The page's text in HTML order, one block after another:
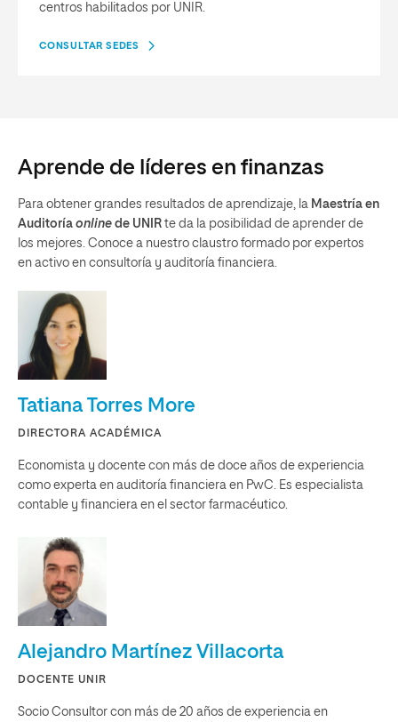
centros habilitados por UNIR.
CONSULTAR SEDES
Aprende de líderes en finanzas
Para obtener grandes resultados de aprendizaje, la Maestría en
Auditoría online de UNIR te da la posibilidad de aprender de
los mejores. Conoce a nuestro claustro formado por expertos
en activo en consultoría y auditoría financiera.
Tatiana Torres More
DIRECTORA ACADÉMICA
Economista y docente con más de doce años de experiencia
como experta en auditoría financiera en PwC. Es especialista
contable y financiera en el sector farmacéutico.
Alejandro Martínez Villacorta
DOCENTE UNIR
Socio Consultor con más de 20 años de experiencia en